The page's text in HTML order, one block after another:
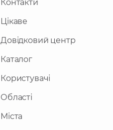
Контакти
Цікаве
Довідковий центр
Каталог
Користувачі
Області
Міста